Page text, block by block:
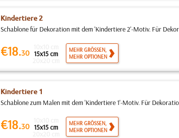
Kindertiere 2
Schablone für Dekoration mit dem 'Kindertiere 2'-Motiv. Für
€18.30 15x15 cm
MEHR GRÖSSEN,
MEHR OPTIONEN
Kindertiere 1
Schablone zum Malen mit dem 'Kindertiere 1'-Motiv. Für
€18.30 15x15 cm
MEHR GRÖSSEN,
MEHR OPTIONEN